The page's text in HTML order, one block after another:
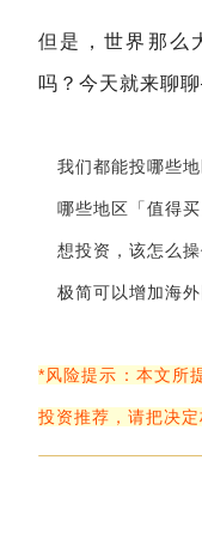
但是，世界那么
吗？今天就来聊
我们都能投哪些地
哪些地区「值得买
想投资，该怎么操
极简可以增加海外
*风险提示：本文所
投资推荐，请把决